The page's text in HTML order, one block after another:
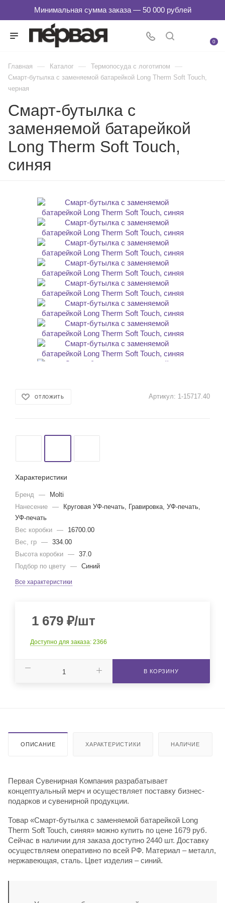
0
Главная — Каталог — Термопосуда с логотипом —
Смарт-бутылка с заменяемой батарейкой Long Therm Soft Touch,
черная
Смарт-бутылка с
заменяемой батарейкой
Long Therm Soft Touch,
синяя
ОТЛОЖИТЬ Артикул: 1-15717.40
Характеристики
Бренд —
Molti
Нанесение —
Круговая УФ-печать, Гравировка, УФ-печать,
УФ-печать
Вес коробки —
16700.00
Вес, гр — 334.00
Высота коробки — 37.0
Подбор по цвету — Синий
Все характеристики
1 679 ₽/шт
Доступно для заказа: 2366
В КОРЗИНУ
ОПИСАНИЕ ХАРАКТЕРИСТИКИ НАЛИЧИЕ
Первая Сувенирная Компания разрабатывает
концептуальный мерч и осуществляет поставку бизнес-
подарков и сувенирной продукции.
Товар «Смарт-бутылка с заменяемой батарейкой Long
Therm Soft Touch, синяя» можно купить по цене 1679 руб.
Сейчас в наличии для заказа доступно 2440 шт. Доставку
осуществляем оперативно по всей РФ. Материал – металл,
нержавеющая, сталь. Цвет изделия – синий.